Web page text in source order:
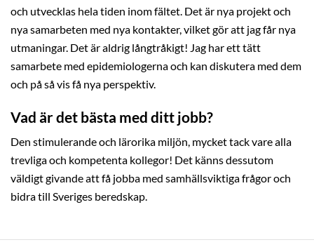
och utvecklas hela tiden inom fältet. Det är nya projekt och
nya samarbeten med nya kontakter, vilket gör att jag får nya
utmaningar. Det är aldrig långtråkigt! Jag har ett tätt
samarbete med epidemiologerna och kan diskutera med dem
och på så vis få nya perspektiv.
Vad är det bästa med ditt jobb?
Den stimulerande och lärorika miljön, mycket tack vare alla
trevliga och kompetenta kollegor! Det känns dessutom
väldigt givande att få jobba med samhällsviktiga frågor och
bidra till Sveriges beredskap.